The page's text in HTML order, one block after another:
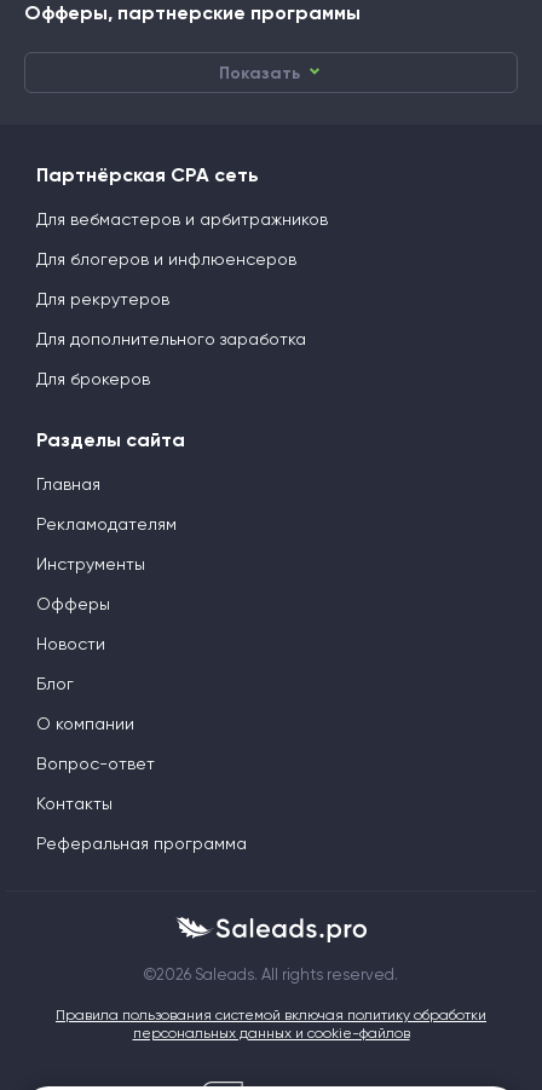
Офферы, партнерские программы
Показать
©2026 Saleads. All rights reserved.
Правила пользования системой включая политику обработки
персональных данных и cookie-файлов
Партнёрская CPA сеть
Для вебмастеров и арбитражников
Для блогеров и инфлюенсеров
Для рекрутеров
Для дополнительного заработка
Для брокеров
Разделы сайта
Главная
Рекламодателям
Инструменты
Офферы
Новости
Блог
О компании
Вопрос-ответ
Контакты
Реферальная программа